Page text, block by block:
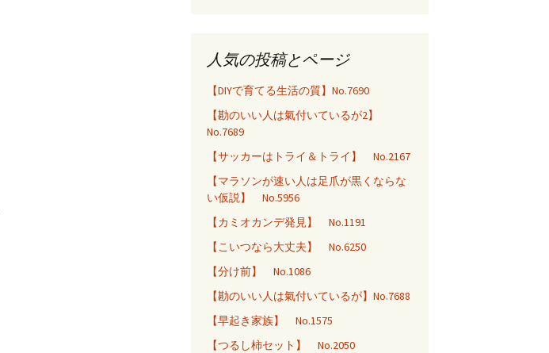
人気の投稿とページ
【DIYで育てる生活の質】No.7690
【勘のいい人は氣付いているが2】
No.7689
【サッカーはトライ＆トライ】 No.2167
【マラソンが速い人は足爪が黒くならな
い仮説】 No.5956
【カミオカンデ発見】 No.1191
【こいつなら大丈夫】 No.6250
【分け前】 No.1086
【勘のいい人は氣付いているが】No.7688
【早起き家族】 No.1575
【つるし柿セット】 No.2050